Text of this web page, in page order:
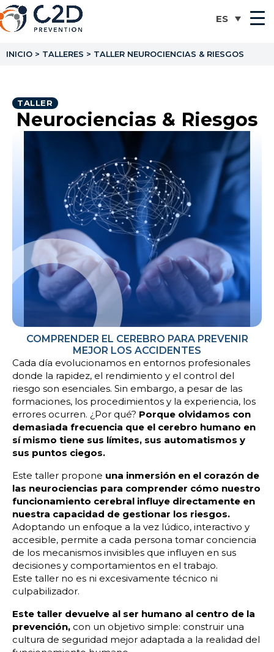
INICIO > TALLERES > TALLER NEUROCIENCIAS & RIESGOS
TALLER
Neurociencias & Riesgos
COMPRENDER EL CEREBRO PARA PREVENIR
MEJOR LOS ACCIDENTES
Cada día evolucionamos en entornos profesionales
donde la rapidez, el rendimiento y el control del
riesgo son esenciales. Sin embargo, a pesar de las
formaciones, los procedimientos y la experiencia, los
errores ocurren. ¿Por qué? Porque olvidamos con
demasiada frecuencia que el cerebro humano en
sí mismo tiene sus límites, sus automatismos y
sus puntos ciegos.
Este taller propone una inmersión en el corazón de
las neurociencias para comprender cómo nuestro
funcionamiento cerebral influye directamente en
nuestra capacidad de gestionar los riesgos.
Adoptando un enfoque a la vez lúdico, interactivo y
accesible, permite a cada persona tomar conciencia
de los mecanismos invisibles que influyen en sus
decisiones y comportamientos en el trabajo.
Este taller no es ni excesivamente técnico ni
culpabilizador.
Este taller devuelve al ser humano al centro de la
prevención, con un objetivo simple: construir una
cultura de seguridad mejor adaptada a la realidad del